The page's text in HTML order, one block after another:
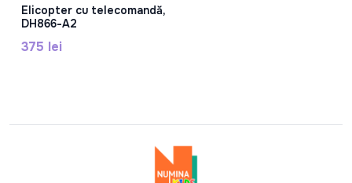
Elicopter cu telecomandă,
DH866-A2
375 lei